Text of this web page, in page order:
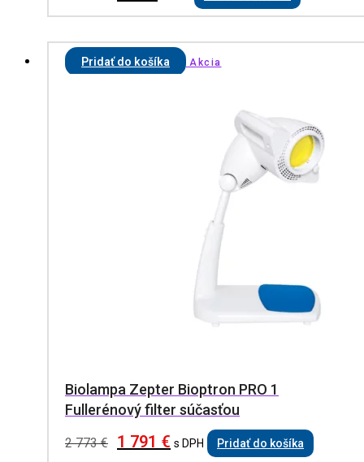
Pridať do košíka Akcia
Biolampa Zepter Bioptron PRO 1
Fullerénový filter súčasťou
2 773€ 1 791 € s DPH Pridať do košíka